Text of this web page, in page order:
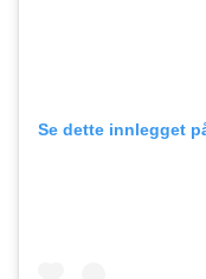
Se dette innlegget